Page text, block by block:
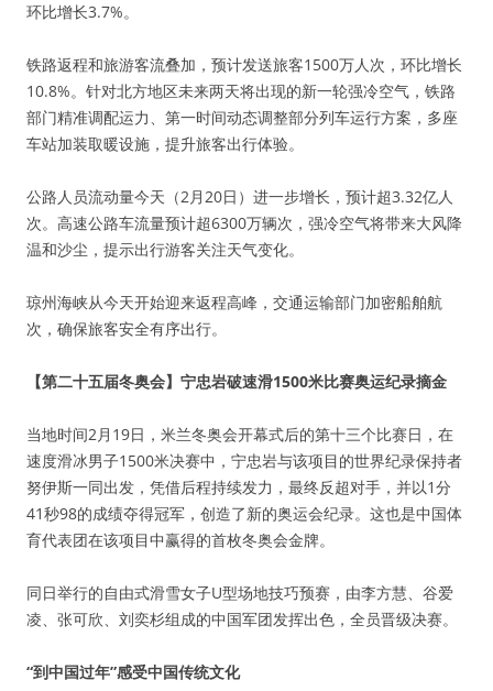
环比增长3.7%。
铁路返程和旅游客流叠加，预计发送旅客1500万人次，环比增长
10.8%。针对北方地区未来两天将出现的新一轮强冷空气，铁路
部门精准调配运力、第一时间动态调整部分列车运行方案，多座
车站加装取暖设施，提升旅客出行体验。
公路人员流动量今天（2月20日）进一步增长，预计超3.32亿人
次。高速公路车流量预计超6300万辆次，强冷空气将带来大风降
温和沙尘，提示出行游客关注天气变化。
琼州海峡从今天开始迎来返程高峰，交通运输部门加密船舶航
次，确保旅客安全有序出行。
【第二十五届冬奥会】宁忠岩破速滑1500米比赛奥运纪录摘金
当地时间2月19日，米兰冬奥会开幕式后的第十三个比赛日，在
速度滑冰男子1500米决赛中，宁忠岩与该项目的世界纪录保持者
努伊斯一同出发，凭借后程持续发力，最终反超对手，并以1分
41秒98的成绩夺得冠军，创造了新的奥运会纪录。这也是中国体
育代表团在该项目中赢得的首枚冬奥会金牌。
同日举行的自由式滑雪女子U型场地技巧预赛，由李方慧、谷爱
凌、张可欣、刘奕杉组成的中国军团发挥出色，全员晋级决赛。
“到中国过年”感受中国传统文化